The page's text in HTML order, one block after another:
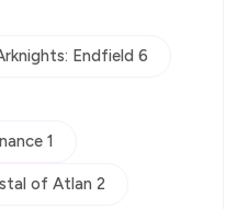
Endfield 6
1
of Atlan 2